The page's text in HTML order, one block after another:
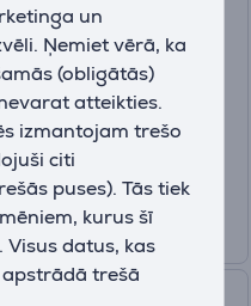
un
Ņemiet vērā, ka
(obligātās)
atteikties.
izmantojam trešo
citi
puses). Tās tiek
kurus šī
datus, kas
trešā
WW
.99 €
15 €